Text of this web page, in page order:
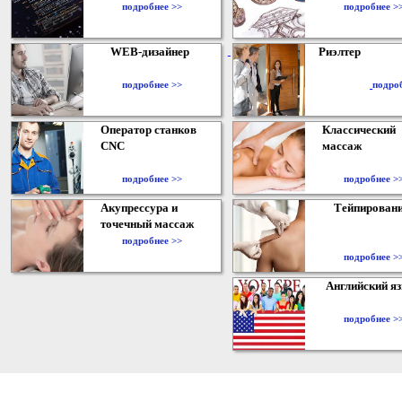
подробнее >> подробнее
WEB-дизайнер
подробнее >>
Риэлтер
Оператор станков
CNC
подробнее >>
Классический
массаж
подробнее
Акупрессура и
точечный массаж
подробнее >>
подробнее
Английский
подробнее